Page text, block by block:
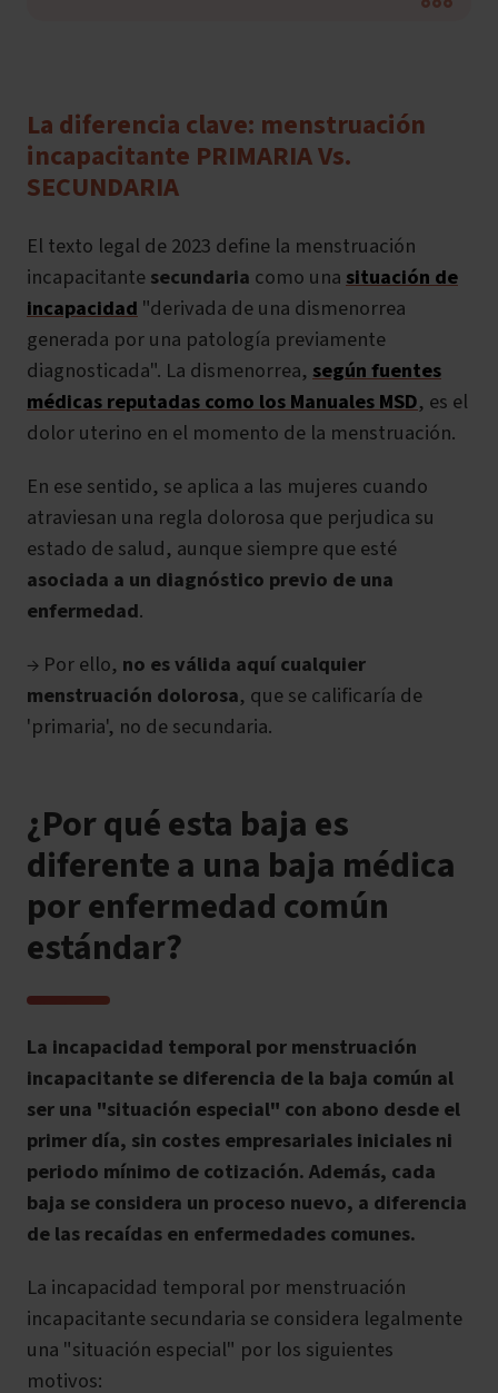
La diferencia clave: menstruación
incapacitante PRIMARIA Vs.
SECUNDARIA
El texto legal de 2023 define la menstruación
incapacitantesecundaria como una situación de
incapacidad "derivada de una dismenorrea
generada por una patología previamente
diagnosticada". La dismenorrea, según fuentes
médicas reputadas como los Manuales MSD, es el
dolor uterino en el momento de la menstruación.
En ese sentido, se aplica a las mujeres cuando
atraviesan una regla dolorosa que perjudica su
estado de salud, aunque siempre que esté
asociada a un diagnóstico previo de una
enfermedad.
→ Por ello, no es válida aquí cualquier
menstruación dolorosa, que se calificaría de
'primaria', no de secundaria.
¿Por qué esta baja es
diferente a una baja médica
por enfermedad común
estándar?
La incapacidad temporal por menstruación
incapacitante se diferencia de la baja común al
ser una "situación especial" con abono desde el
primer día, sin costes empresariales iniciales ni
periodo mínimo de cotización. Además, cada
baja se considera un proceso nuevo, a diferencia
de las recaídas en enfermedades comunes.
La incapacidad temporal por menstruación
incapacitante secundaria se considera legalmente
una "situación especial" por los siguientes
motivos: